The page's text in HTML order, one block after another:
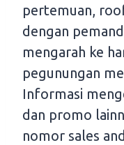
pertemuan,
dengan
mengarah ke
pegunungan
Informasi
dan promo
nomor sales